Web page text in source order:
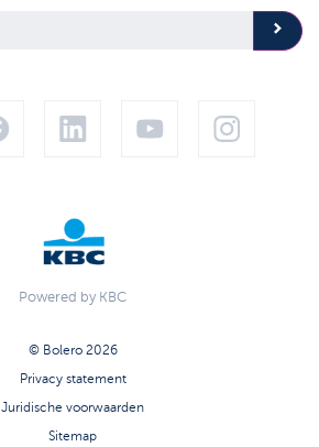
Powered by KBC
© Bolero 2026
Privacy statement
Juridische voorwaarden
Sitemap